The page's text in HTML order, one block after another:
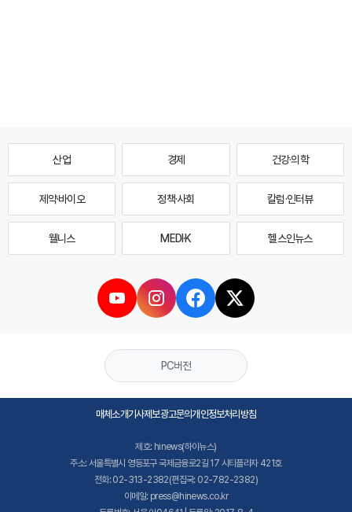
산업 경제 건강·의학
제약·바이오 정책·사회 칼럼·인터뷰
웰니스 MEDI·K 헬스인뉴스
PC버전
매체소개기사제보광고문의개인정보처리방침
제호: hinews(하이뉴스)
주소: 서울특별시 영등포구 국제금융로2길 17 시티플라자 421호
전화: 02-313-2382(편집국: 02-782-2382)
이메일: press@hinews.co.kr